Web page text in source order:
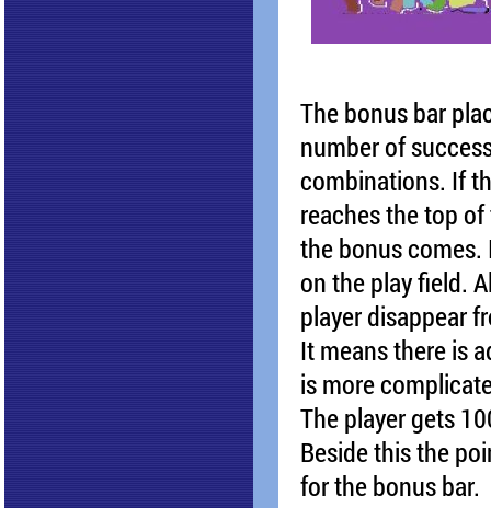
The bonus bar
number of
combinations. If
reaches the top
the bonus
on the play field.
player disappear
It means there is
is more
The player gets
Beside this the
for the bonus bar.